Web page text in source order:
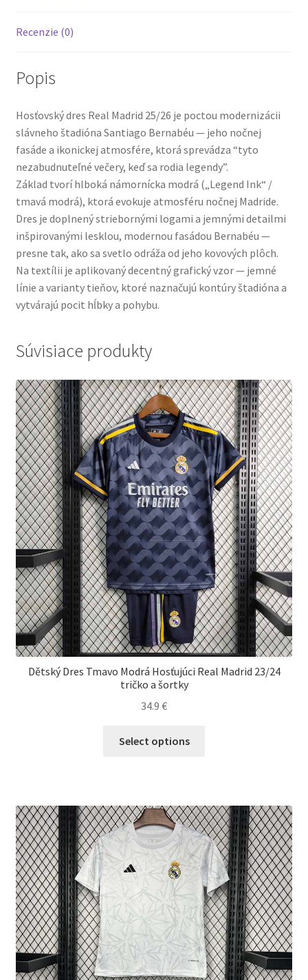
Recenzie (0)
Popis
Hosťovský dres Real Madrid 25/26 je poctou modernizácii
slávneho štadióna Santiago Bernabéu — jeho nočnej
fasáde a ikonickej atmosfére, ktorá sprevádza “tyto
nezabudnuteľné večery, keď sa rodia legendy”.
Základ tvorí hlboká námornícka modrá („Legend Ink“ /
tmavá modrá), ktorá evokuje atmosféru nočnej Madride.
Dres je doplnený striebornými logami a jemnými detailmi
inšpirovanými lesklou, modernou fasádou Bernabéu —
presne tak, ako sa svetlo odráža od jeho kovových plôch.
Na textílii je aplikovaný decentný grafický vzor — jemné
línie a varianty tieňov, ktoré naznačujú kontúry štadióna a
vytvárajú pocit hĺbky a pohybu.
Súvisiace produkty
Dětský Dres Tmavo Modrá Hosťujúci Real Madrid 23/24
tričko a šortky
34.9 €
Select options
variantov.
Možnosti
si
môžete
vybrať
na
stránke
produktu.